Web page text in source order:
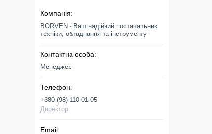
BORVEN - Ваш надійний постачальник
техніки, обладнання та інструменту
Менеджер
+380 (98) 110-01-05
Директор